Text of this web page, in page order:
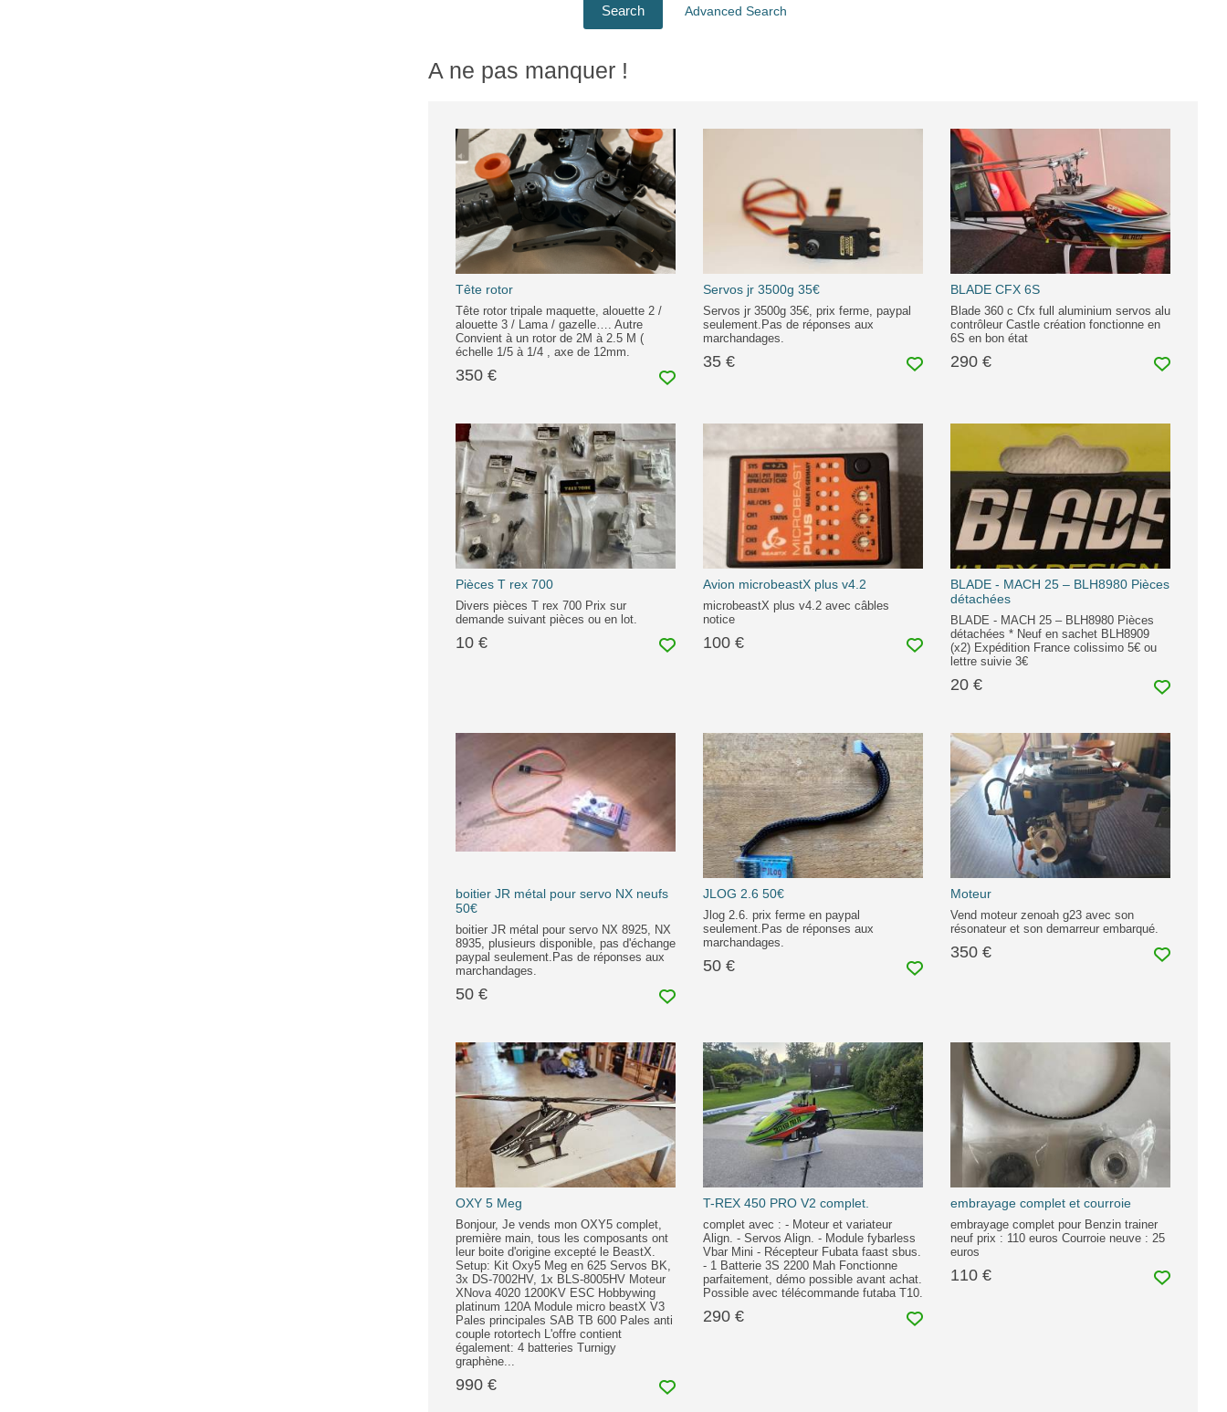
Advanced Search
A ne pas manquer !
Tête rotor
Tête rotor tripale maquette, alouette 2 /
alouette 3 / Lama / gazelle…. Autre
Convient à un rotor de 2M à 2.5 M (
échelle 1/5 à 1/4 , axe de 12mm.
350 €
Servos jr 3500g 35€
Servos jr 3500g 35€, prix ferme, paypal
seulement.Pas de réponses aux
marchandages.
35 €
BLADE CFX 6S
Blade 360 c Cfx full aluminium servos alu
contrôleur Castle création fonctionne en
6S en bon état
290 €
Pièces T rex 700
Divers pièces T rex 700 Prix sur
demande suivant pièces ou en lot.
10 €
Avion microbeastX plus v4.2
microbeastX plus v4.2 avec câbles
notice
100 €
BLADE - MACH 25 – BLH8980 Pièces
détachées
BLADE - MACH 25 – BLH8980 Pièces
détachées * Neuf en sachet BLH8909
(x2) Expédition France colissimo 5€ ou
lettre suivie 3€
20 €
boitier JR métal pour servo NX neufs
50€
boitier JR métal pour servo NX 8925, NX
8935, plusieurs disponible, pas d'échange
paypal seulement.Pas de réponses aux
marchandages.
50 €
JLOG 2.6 50€
Jlog 2.6. prix ferme en paypal
seulement.Pas de réponses aux
marchandages.
50 €
Moteur
Vend moteur zenoah g23 avec son
résonateur et son demarreur embarqué.
350 €
OXY 5 Meg
Bonjour, Je vends mon OXY5 complet,
première main, tous les composants ont
leur boite d'origine excepté le BeastX.
Setup: Kit Oxy5 Meg en 625 Servos BK,
3x DS-7002HV, 1x BLS-8005HV Moteur
XNova 4020 1200KV ESC Hobbywing
platinum 120A Module micro beastX V3
Pales principales SAB TB 600 Pales anti
couple rotortech L'offre contient
également: 4 batteries Turnigy
graphène...
990 €
T-REX 450 PRO V2 complet.
complet avec : - Moteur et variateur
Align. - Servos Align. - Module fybarless
Vbar Mini - Récepteur Fubata faast sbus.
- 1 Batterie 3S 2200 Mah Fonctionne
parfaitement, démo possible avant achat.
Possible avec télécommande futaba T10.
290 €
embrayage complet et courroie
embrayage complet pour Benzin trainer
neuf prix : 110 euros Courroie neuve : 25
euros
110 €